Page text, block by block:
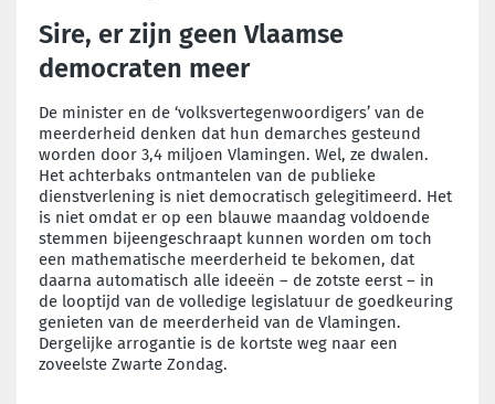
Sire, er zijn geen Vlaamse
democraten meer
De minister en de ‘volksvertegenwoordigers’ van de
meerderheid denken dat hun demarches gesteund
worden door 3,4 miljoen Vlamingen. Wel, ze dwalen.
Het achterbaks ontmantelen van de publieke
dienstverlening is niet democratisch gelegitimeerd. Het
is niet omdat er op een blauwe maandag voldoende
stemmen bijeengeschraapt kunnen worden om toch
een mathematische meerderheid te bekomen, dat
daarna automatisch alle ideeën – de zotste eerst – in
de looptijd van de volledige legislatuur de goedkeuring
genieten van de meerderheid van de Vlamingen.
Dergelijke arrogantie is de kortste weg naar een
zoveelste Zwarte Zondag.